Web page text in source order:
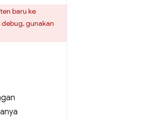
baru ke
gunakan